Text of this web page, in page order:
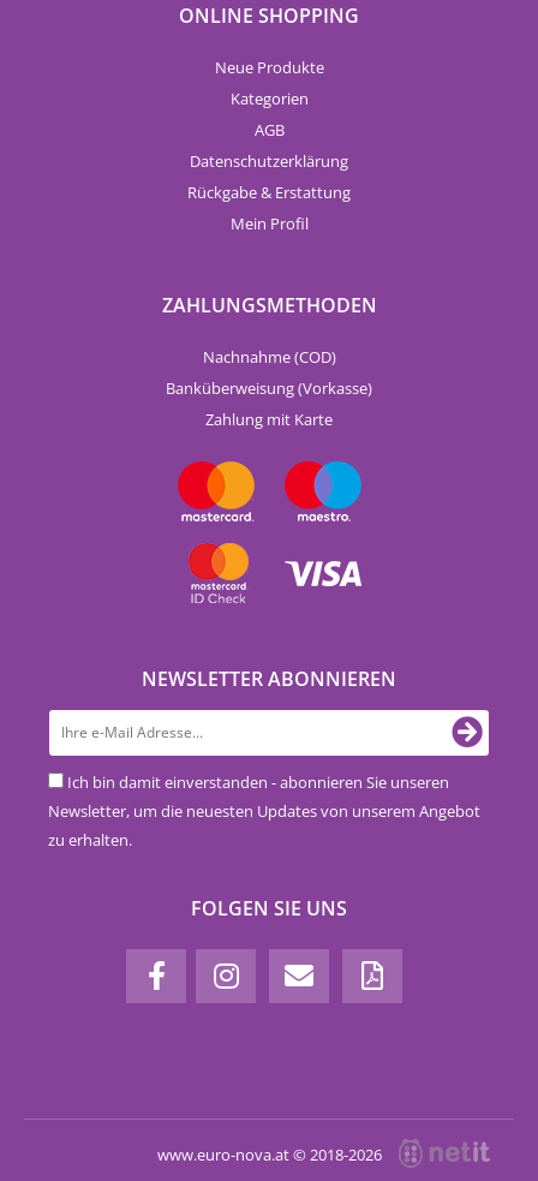
ONLINE SHOPPING
Neue Produkte
Kategorien
AGB
Datenschutzerklärung
Rückgabe & Erstattung
Mein Profil
ZAHLUNGSMETHODEN
Nachnahme (COD)
Banküberweisung (Vorkasse)
Zahlung mit Karte
NEWSLETTER ABONNIEREN
Ich bin damit einverstanden - abonnieren Sie unseren
Newsletter, um die neuesten Updates von unserem Angebot
zu erhalten.
FOLGEN SIE UNS
www.euro-nova.at © 2018-2026